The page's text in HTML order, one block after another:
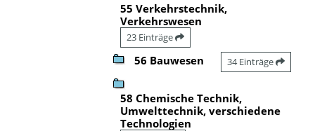
55 Verkehrstechnik,
Verkehrswesen
23 Einträge
56 Bauwesen 34 Einträge
58 Chemische Technik,
Umwelttechnik, verschiedene
Technologien